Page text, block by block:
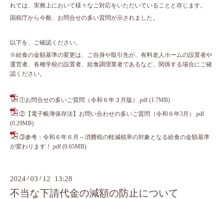
れては、実務上において様々なご対応をいただいていることと存じます。
国税庁から今般、お問合せの多い質問が示されました。
以下を、ご確認ください。
※給食の金額基準の変更は、ご自身や取引先が、有料老人ホームの設置者や
運営者、各種学校の設置者、給食調理業者であるなど、関係する場合にご確
認ください。
①お問合せの多いご質問（令和６年３月版）.pdf (1.7MB)
②【電子帳簿保存法】お問い合わせの多いご質問（令和６年3月）.pdf
(0.29MB)
③参考：令和６年６月～消費税の軽減税率の対象となる給食の金額基準
が変わります！.pdf (0.65MB)
2024 /03 / 12 13:28
不当な下請代金の減額の防止について